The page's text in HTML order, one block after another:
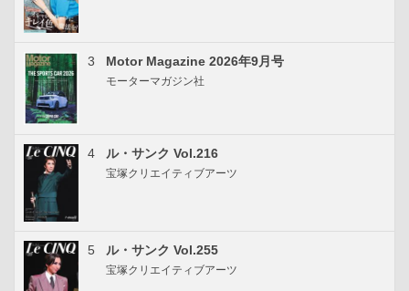
3 Motor Magazine 2026年9月号
モーターマガジン社
4 ル・サンク Vol.216
宝塚クリエイティブアーツ
5 ル・サンク Vol.255
宝塚クリエイティブアーツ